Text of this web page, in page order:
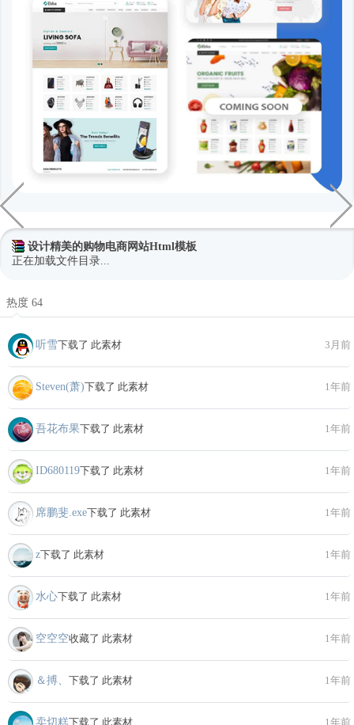
设计精美的购物电商网站Html模板
正在加载文件目录...
热度 64
听雪下载了 此素材 3月前
Steven(萧)下载了 此素材 1年前
吾花布果下载了 此素材 1年前
ID680119下载了 此素材 1年前
席鹏斐.exe下载了 此素材 1年前
z下载了 此素材 1年前
水心下载了 此素材 1年前
空空空收藏了 此素材 1年前
＆搏、 下载了 此素材 1年前
卖切糕下载了 此素材 1年前